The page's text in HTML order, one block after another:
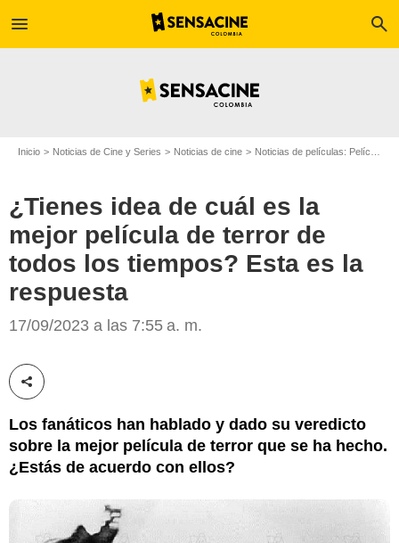
menu search
Inicio Noticias de Cine y Series Noticias de cine Noticias de películas: Película - ¿Sabías que...?
¿Tienes idea de cuál es la
mejor película de terror de
todos los tiempos? Esta es la
respuesta
17/09/2023 a las 7:55 a. m.
Compartir esta noticia
Los fanáticos han hablado y dado su veredicto
sobre la mejor película de terror que se ha hecho.
¿Estás de acuerdo con ellos?